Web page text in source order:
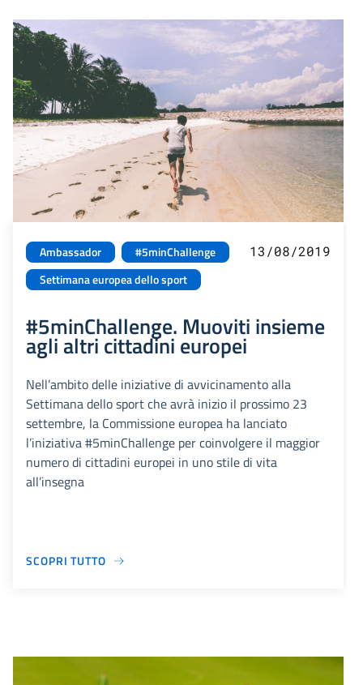
Ambassador
#5minChallenge
Settimana europea dello sport
13/08/2019
#5minChallenge. Muoviti insieme
agli altri cittadini europei
Nell’ambito delle iniziative di avvicinamento alla
Settimana dello sport che avrà inizio il prossimo 23
settembre, la Commissione europea ha lanciato
l’iniziativa #5minChallenge per coinvolgere il maggior
numero di cittadini europei in uno stile di vita
all’insegna
SCOPRI TUTTO